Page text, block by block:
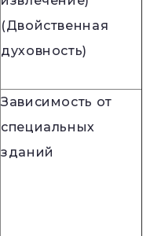
(Двойственная
духовность)
Зависимость от
специальных
зданий